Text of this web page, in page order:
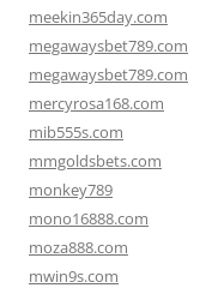
meekin365day.com
megawaysbet789.com
megawaysbet789.com
mercyrosa168.com
mib555s.com
mmgoldsbets.com
monkey789
mono16888.com
moza888.com
mwin9s.com